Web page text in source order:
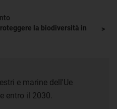
la biodiversità in
e marine dell'Ue
entro il 2030.